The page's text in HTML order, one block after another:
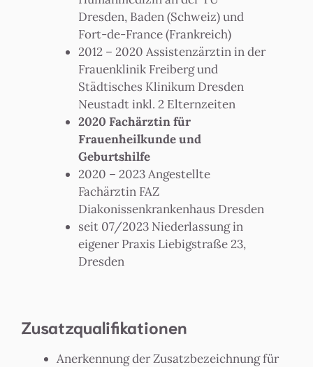
Dresden, Baden (Schweiz) und
Fort-de-France (Frankreich)
2012 – 2020 Assistenzärztin in der
Frauenklinik Freiberg und
Städtisches Klinikum Dresden
Neustadt inkl. 2 Elternzeiten
2020 Fachärztin für
Frauenheilkunde und
Geburtshilfe
2020 – 2023 Angestellte
Fachärztin FAZ
Diakonissenkrankenhaus Dresden
seit 07/2023 Niederlassung in
eigener Praxis Liebigstraße 23,
Dresden
Zusatzqualifikationen
Anerkennung der Zusatzbezeichnung für